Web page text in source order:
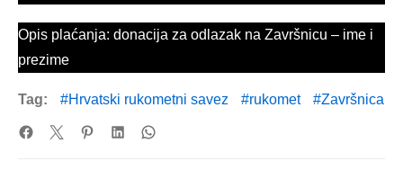
Opis plaćanja: donacija za odlazak na Završnicu – ime i
prezime
Tag: Hrvatski rukometni savez rukomet Završnica